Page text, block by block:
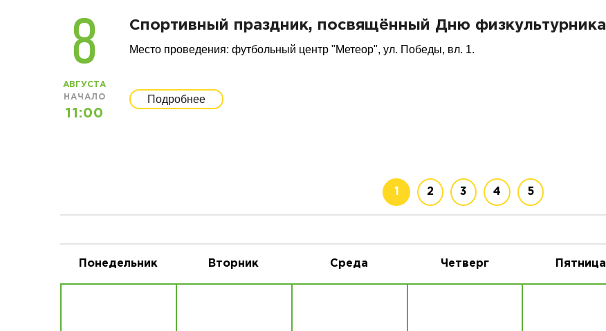
8
АВГУСТА
НАЧАЛО
11:00
Спортивный праздник, посвящённый Дню физкультурника
Место проведения: футбольный центр "Метеор", ул. Победы, вл. 1.
Подробнее
1 2 3 4 5
Понедельник Вторник Среда Четверг Пятница